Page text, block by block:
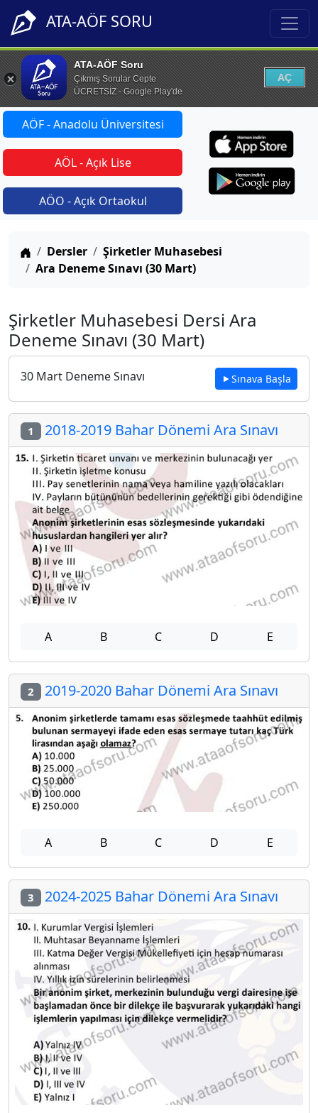
ATA-AÖF SORU
ATA-AÖF Soru
Çıkmış Sorular Cepte
ÜCRETSİZ - Google Play'de
AÇ
AÖF - Anadolu Üniversitesi
AÖL - Açık Lise
AÖO - Açık Ortaokul
Anasayfa
Dersler
Şirketler Muhasebesi
Ara Deneme Sınavı (30 Mart)
Şirketler Muhasebesi Dersi Ara
Deneme Sınavı (30 Mart)
30 Mart Deneme Sınavı Sınava Başla
1 2018-2019 Bahar Dönemi Ara Sınavı
A B C D E
2 2019-2020 Bahar Dönemi Ara Sınavı
A B C D E
3 2024-2025 Bahar Dönemi Ara Sınavı